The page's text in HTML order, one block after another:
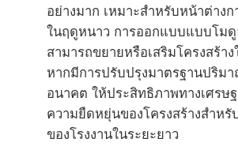
อย่างมาก เหมาะสำหรับหน้าต่าง
ในฤดูหนาว การออกแบบแบบโมดู
สามารถขยายหรือเสริมโครงสร้า
หากมีการปรับปรุงมาตรฐานปริม
อนาคต ให้ประสิทธิภาพทางเศรษ
ความยืดหยุ่นของโครงสร้างสำหรั
ของโรงงานในระยะยาว